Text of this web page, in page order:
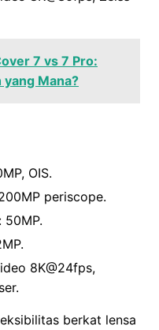
7 vs 7 Pro:
yang Mana?
OIS.
periscope.
50MP.
8K@24fps,
berkat lensa